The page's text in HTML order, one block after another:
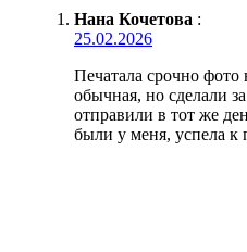
Нана Кочетова :
25.02.2026
Печатала срочно
обычная, но сделали
отправили в тот же
были у меня, успела к